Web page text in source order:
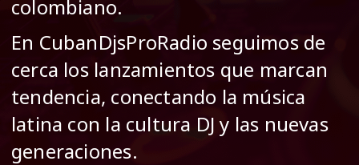
colombiano.
En CubanDjsProRadio seguimos de
cerca los lanzamientos que marcan
tendencia, conectando la música
latina con la cultura DJ y las nuevas
generaciones.